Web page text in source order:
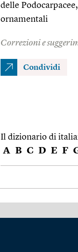
delle
ornamentali
Correzioni e
Condividi
Il dizionario di
A B C D E F